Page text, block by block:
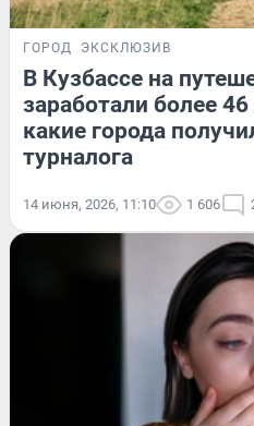
ГОРОД ЭКСКЛЮЗИВ
В Кузбассе на
заработали более
какие города
турналога
14 июня, 2026, 11:10 1 606